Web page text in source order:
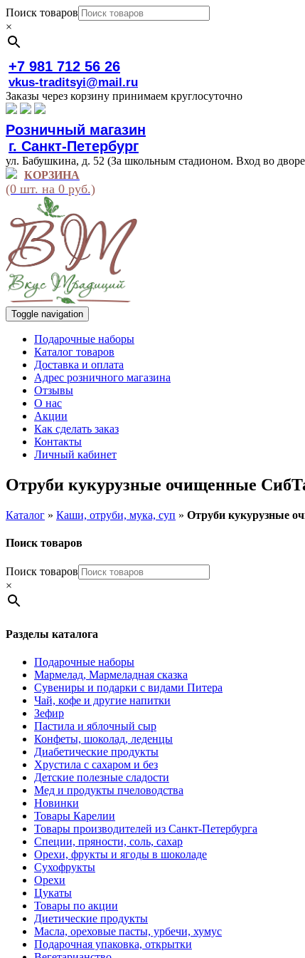
Поиск товаров
×
+7 981 712 56 26
vkus-traditsyi@mail.ru
Заказы через корзину принимаем круглосуточно
Розничный магазин
г. Санкт-Петербург
ул. Бабушкина, д. 52 (За школьным стадионом. Вход во
КОРЗИНА
(0 шт. на 0 руб.)
Toggle navigation
Подарочные наборы
Каталог товаров
Доставка и оплата
Адрес розничного магазина
Отзывы
О нас
Акции
Как сделать заказ
Контакты
Личный кабинет
Отруби кукурузные очищенные
Каталог » Каши, отруби, мука, суп » Отруби кукурузные
Поиск товаров
Поиск товаров
×
Разделы каталога
Подарочные наборы
Мармелад, Мармеладная сказка
Сувениры и подарки с видами Питера
Чай, кофе и другие напитки
Зефир
Пастила и яблочный сыр
Конфеты, шоколад, леденцы
Диабетические продукты
Хрустила с сахаром и без
Детские полезные сладости
Мед и продукты пчеловодства
Новинки
Товары Карелии
Товары производителей из Санкт-Петербурга
Специи, пряности, соль, сахар
Орехи, фрукты и ягоды в шоколаде
Сухофрукты
Орехи
Цукаты
Товары по акции
Диетические продукты
Масла, ореховые пасты, урбечи, хумус
Подарочная упаковка, открытки